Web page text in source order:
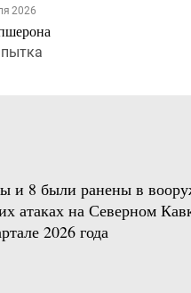
2026
и 8 были ранены в
атаках на Северном
2026 года